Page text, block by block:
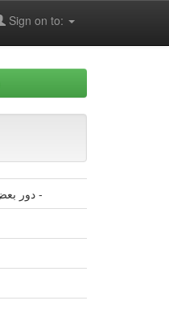
Sign on to:
دور بعض سياسا ت وظيفة الموارد البشرية في تعزيز التعليم عن بعد دراسة ميدانية بكلية العلوم الاقتصادية والتجارية وعلوم التسيير جامعة محمد خيضر بسكرة -